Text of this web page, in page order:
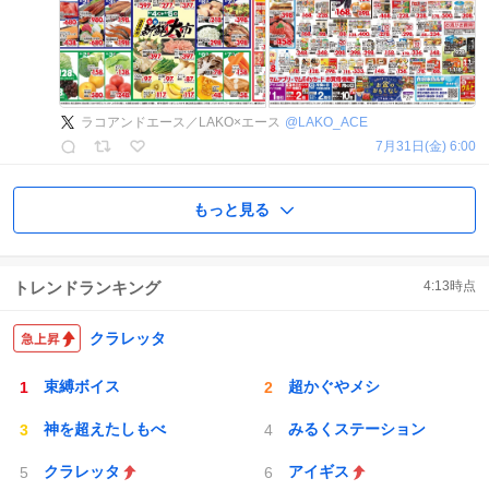
ラコアンドエース／LAKO×エース @ LAKO_ACE
7月31日(金) 6:00
もっと見る
トレンドランキング 4:13時点
クラレッタ
束縛ボイス 超かぐやメシ
神を超えたしもべ みるくステーション
クラレッタ アイギス